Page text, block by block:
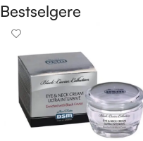
Bestselgere